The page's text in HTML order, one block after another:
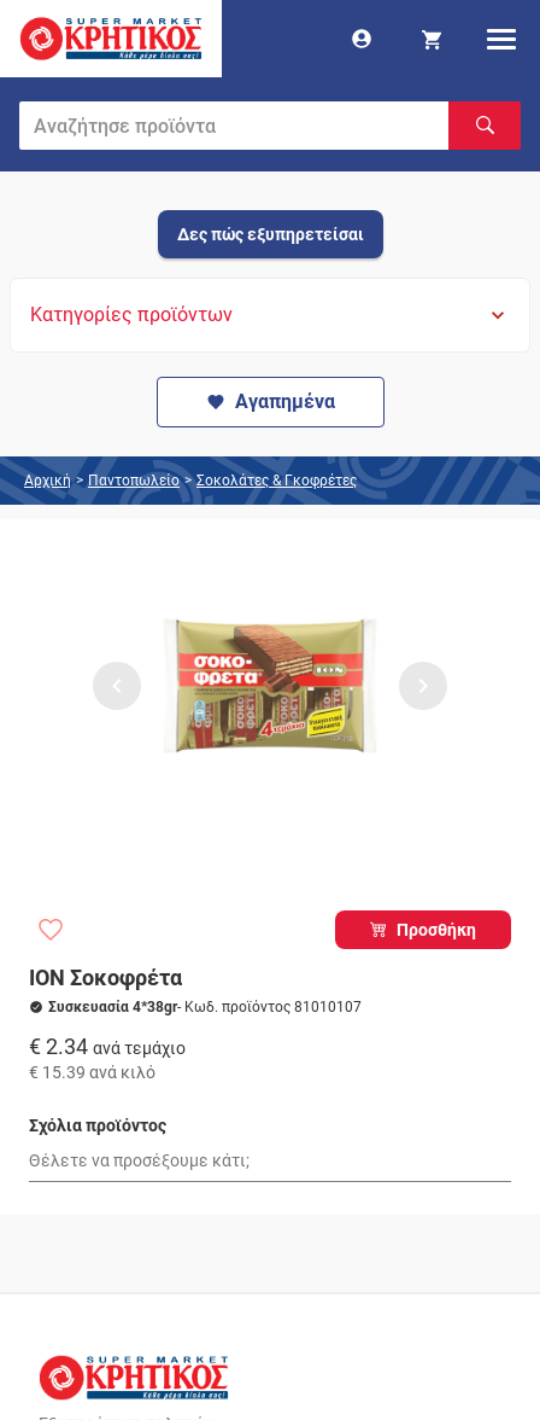
Δες πώς εξυπηρετείσαι
Κατηγορίες προϊόντων
Αγαπημένα
Αρχική > Παντοπωλείο > Σοκολάτες & Γκοφρέτες
Προσθήκη
ΙΟΝ Σοκοφρέτα
Συσκευασία 4*38gr- Κωδ. προϊόντος 81010107
€ 2.34 ανά τεμάχιο
€ 15.39 ανά κιλό
Σχόλια προϊόντος